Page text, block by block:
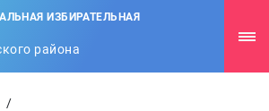
ИЗБИРАТЕЛЬНАЯ
района
/